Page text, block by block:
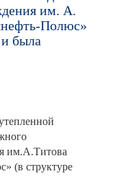
им. А.
Полюс»
была
им.А.Титова
(в структуре